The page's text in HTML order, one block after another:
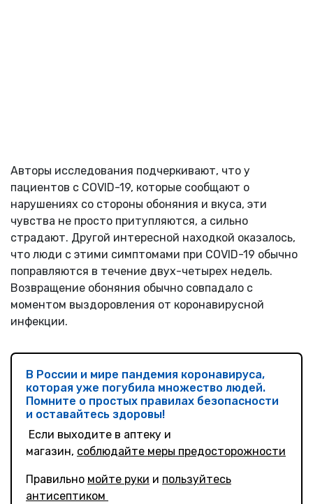
Авторы исследования подчеркивают, что у
пациентов с COVID-19, которые сообщают о
нарушениях со стороны обоняния и вкуса, эти
чувства не просто притупляются, а сильно
страдают. Другой интересной находкой оказалось,
что люди с этими симптомами при COVID-19 обычно
поправляются в течение двух-четырех недель.
Возвращение обоняния обычно совпадало с
моментом выздоровления от коронавирусной
инфекции.
В России и мире пандемия коронавируса,
которая уже погубила множество людей.
Помните о простых правилах безопасности
и оставайтесь здоровы!
Если выходите в аптеку и
магазин, соблюдайте меры предосторожности
Правильно мойте руки и пользуйтесь
антисептиком